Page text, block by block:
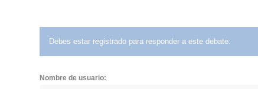
Debes estar registrado para responder a este debate.
Nombre de usuario: